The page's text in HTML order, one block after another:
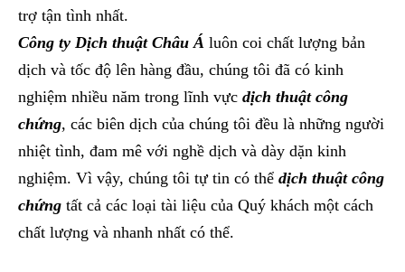
trợ tận tình nhất.
Công ty Dịch thuật Châu Á luôn coi chất lượng bản
dịch và tốc độ lên hàng đầu, chúng tôi đã có kinh
nghiệm nhiều năm trong lĩnh vực dịch thuật công
chứng, các biên dịch của chúng tôi đều là những người
nhiệt tình, đam mê với nghề dịch và dày dặn kinh
nghiệm. Vì vậy, chúng tôi tự tin có thể dịch thuật công
chứng tất cả các loại tài liệu của Quý khách một cách
chất lượng và nhanh nhất có thể.